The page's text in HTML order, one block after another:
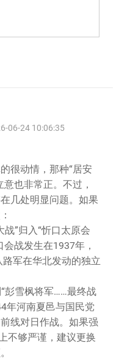
06-24 10:06:35
很动情，那种“居安
也非常正。不过，
几处明显问题。如果
”归入“忻口太原会
战发生在1937年，
军在华北发动的独立
彭雪枫将军……最终战
年河南夏邑与国民党
线对日作战。如果强
不够严谨，建议更换